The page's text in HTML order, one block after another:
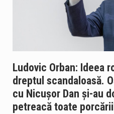
Ludovic Orban: Ideea
dreptul scandaloasă.
cu Nicuşor Dan şi-au
petreacă toate